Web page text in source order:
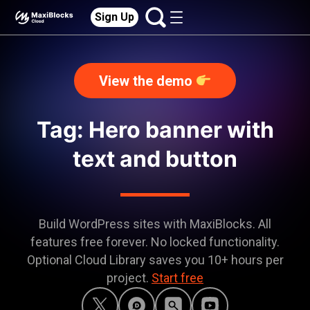
Sign Up
View the demo
Tag: Hero banner with
text and button
Build WordPress sites with MaxiBlocks. All
features free forever. No locked functionality.
Optional Cloud Library saves you 10+ hours per
project. Start free